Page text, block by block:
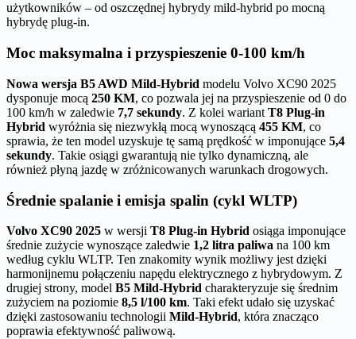
użytkowników – od oszczędnej hybrydy mild-hybrid po mocną
hybrydę plug-in.
Moc maksymalna i przyspieszenie 0-100 km/h
Nowa wersja B5 AWD Mild-Hybrid modelu Volvo XC90 2025
dysponuje mocą 250 KM, co pozwala jej na przyspieszenie od 0 do
100 km/h w zaledwie 7,7 sekundy. Z kolei wariant T8 Plug-in
Hybrid wyróżnia się niezwykłą mocą wynoszącą 455 KM, co
sprawia, że ten model uzyskuje tę samą prędkość w imponujące 5,4
sekundy. Takie osiągi gwarantują nie tylko dynamiczną, ale
również płyną jazdę w zróżnicowanych warunkach drogowych.
Średnie spalanie i emisja spalin (cykl WLTP)
Volvo XC90 2025 w wersji T8 Plug-in Hybrid osiąga imponujące
średnie zużycie wynoszące zaledwie 1,2 litra paliwa na 100 km
według cyklu WLTP. Ten znakomity wynik możliwy jest dzięki
harmonijnemu połączeniu napędu elektrycznego z hybrydowym. Z
drugiej strony, model B5 Mild-Hybrid charakteryzuje się średnim
zużyciem na poziomie 8,5 l/100 km. Taki efekt udało się uzyskać
dzięki zastosowaniu technologii Mild-Hybrid, która znacząco
poprawia efektywność paliwową.